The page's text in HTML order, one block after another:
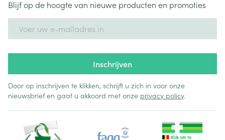
Blijf op de hoogte van nieuwe producten en promoties
Inschrijven
Door op inschrijven te klikken, schrijft u zich in voor onze
nieuwsbrief en gaat u akkoord met onze privacy policy.